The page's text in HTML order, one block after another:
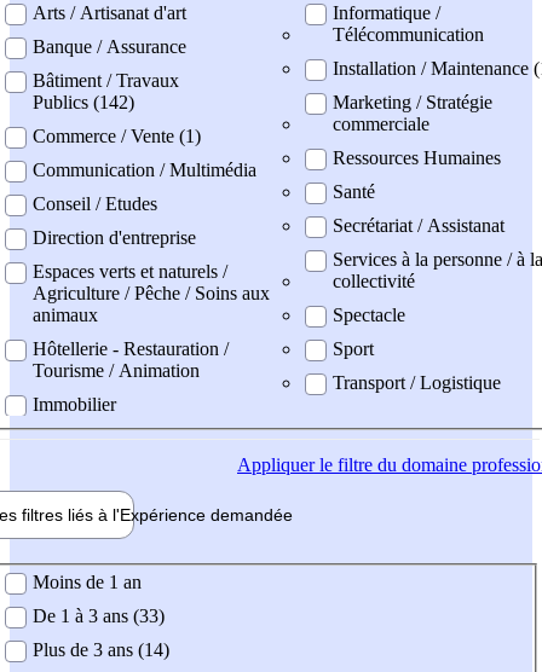
Arts / Artisanat d'art
Banque / Assurance
Bâtiment / Travaux
Publics (142)
Commerce / Vente (1)
Communication / Multimédia
Conseil / Etudes
Direction d'entreprise
Espaces verts et naturels /
Agriculture / Pêche / Soins aux
animaux
Hôtellerie - Restauration /
Tourisme / Animation
Immobilier
Informatique /
Télécommunication
Installation / Maintenance
Marketing / Stratégie
commerciale
Ressources Humaines
Santé
Secrétariat / Assistanat
Services à la personne / à la
collectivité
Spectacle
Sport
Transport / Logistique
Appliquerle filtre du domaine
filtres liés à l'Expérience demandée
demandée
Moins de 1 an
De 1 à 3 ans (33)
Plus de 3 ans (14)